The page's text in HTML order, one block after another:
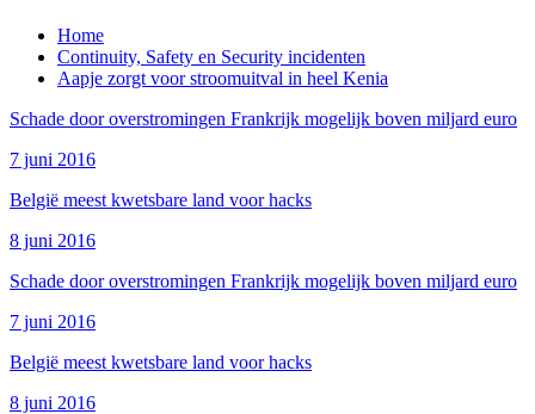
Home
Continuity, Safety en Security incidenten
Aapje zorgt voor stroomuitval in heel Kenia
Schade door overstromingen Frankrijk mogelijk boven miljard euro
7 juni 2016
België meest kwetsbare land voor hacks
8 juni 2016
Schade door overstromingen Frankrijk mogelijk boven miljard euro
7 juni 2016
België meest kwetsbare land voor hacks
8 juni 2016